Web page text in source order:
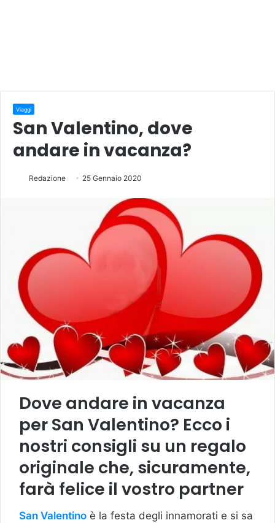
Viaggi
San Valentino, dove
andare in vacanza?
Redazione 25 Gennaio 2020
Dove andare in vacanza
per San Valentino? Ecco i
nostri consigli su un regalo
originale che, sicuramente,
farà felice il vostro partner
San Valentino è la festa degli innamorati e si sa